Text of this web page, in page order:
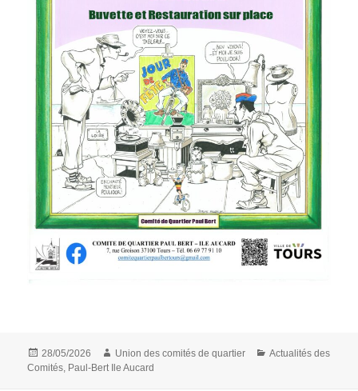
Publié
le
28/05/2026 Auteur
Union des comités de quartier Catégories
Actualités des
Comités, Paul-Bert Ile Aucard